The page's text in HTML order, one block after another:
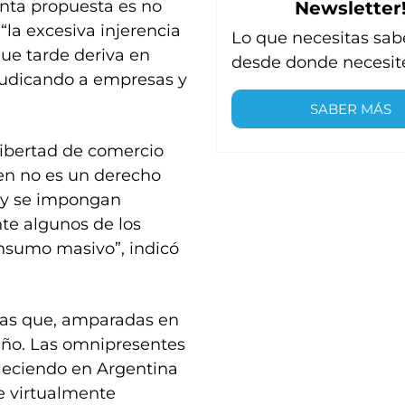
propuesta es no
excesiva injerencia
tarde deriva en
a empresas y
de comercio
no es un derecho
se impongan
algunos de los
masivo”, indicó
que, amparadas en
Las omnipresentes
en Argentina
virtualmente
Newsletter!
Lo que necesitas
desde donde
SABER MÁS